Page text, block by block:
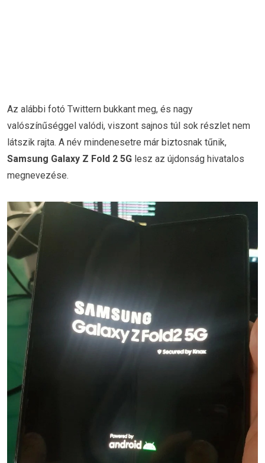
Az alábbi fotó Twittern bukkant meg, és nagy
valószínűséggel valódi, viszont sajnos túl sok részlet nem
látszik rajta. A név mindenesetre már biztosnak tűnik,
Samsung Galaxy Z Fold 2 5G lesz az újdonság hivatalos
megnevezése.